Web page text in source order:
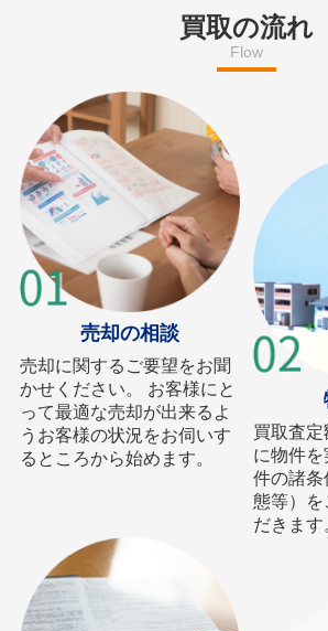
買取の流れ
Flow
売却の相談
売却に関するご要望をお聞
かせください。 お客様にと
って最適な売却が出来るよ
うお客様の状況をお伺いす
るところから始めます。
買取査
に物件
件の諸条
態等）を
だきます